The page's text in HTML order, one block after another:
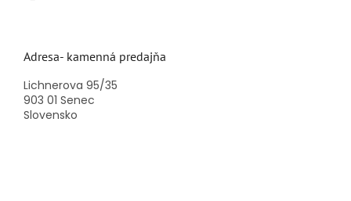
Adresa- kamenná predajňa
Lichnerova 95/35
903 01 Senec
Slovensko